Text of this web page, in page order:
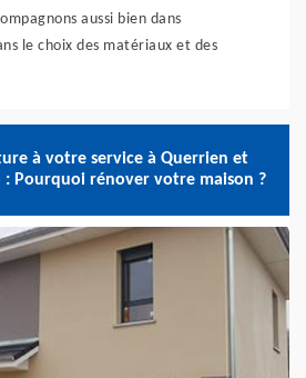
aussi bien dans
le choix des matériaux et des
à votre service à Querrien et
Pourquoi rénover votre maison ?